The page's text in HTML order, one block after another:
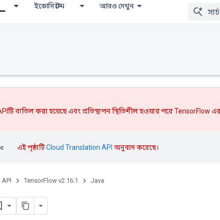
ইকোসিস্টেম আরও দেখুন
বাতিল করা হয়েছে এবং প্রতিস্থাপনস্থিতিশীল হওয়ার পরে TensorFlow
এই পৃষ্ঠাটিCloud Translation API অনুবাদ করেছে।
API TensorFlow v2.16.1 Java